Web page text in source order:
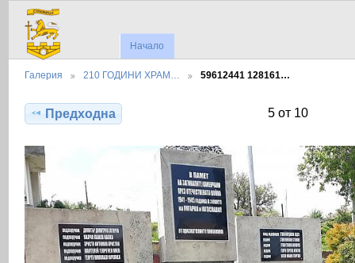
Начало
Галерия 210 ГОДИНИ ХРАМ… 59612441 128161…
Предходна 5 от 10